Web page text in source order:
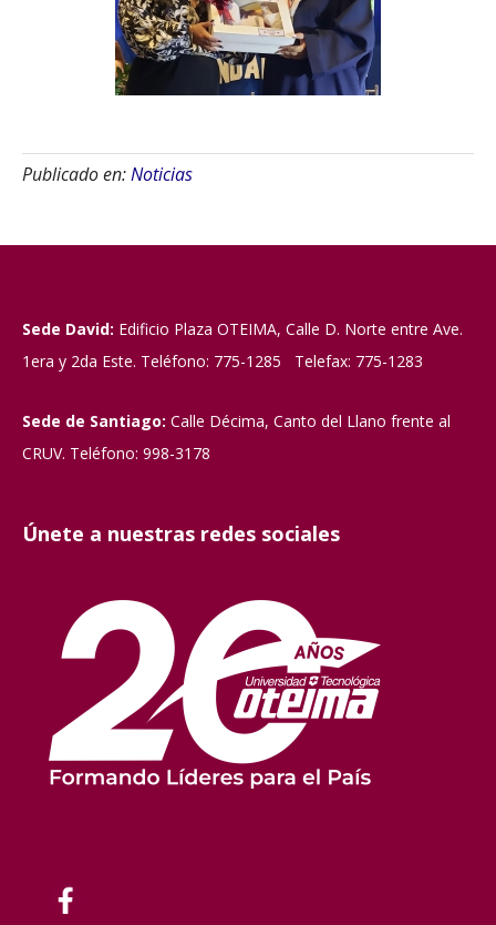
Publicado en:Noticias
Sede David: Edificio Plaza OTEIMA, Calle D. Norte entre Ave.
1era y 2da Este. Teléfono: 775-1285 Telefax: 775-1283
Sede de Santiago: Calle Décima, Canto del Llano frente al
CRUV. Teléfono: 998-3178
Únete a nuestras redes sociales